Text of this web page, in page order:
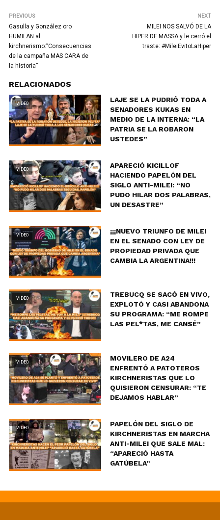
PREVIOUS
Gasulla y González oro
HUMILAN al
kirchnerismo:”Consecuencias
de la campaña MAS CARA de
la historia”
NEXT
MILEI NOS SALVÓ DE LA
HIPER DE MASSA y le cerró el
traste: #MileiEvitoLaHiper
RELACIONADOS
VIDEO
LAJE SE LA PUDRIÓ TODA A
SENADORES KUKAS EN
MEDIO DE LA INTERNA: “LA
PATRIA SE LA ROBARON
USTEDES”
VIDEO
APARECIÓ KICILLOF
HACIENDO PAPELÓN DEL
SIGLO ANTI-MILEI: “NO
PUDO HILAR DOS PALABRAS,
UN DESASTRE”
VIDEO
¡¡¡NUEVO TRIUNFO DE MILEI
EN EL SENADO CON LEY DE
PROPIEDAD PRIVADA QUE
CAMBIA LA ARGENTINA!!!
VIDEO
TREBUCQ SE SACÓ EN VIVO,
EXPLOTÓ Y CASI ABANDONA
SU PROGRAMA: “ME ROMPE
LAS PEL*TAS, ME CANSÉ”
VIDEO
MOVILERO DE A24
ENFRENTÓ A PATOTEROS
KIRCHNERISTAS QUE LO
QUISIERON CENSURAR: “TE
DEJAMOS HABLAR”
VIDEO
PAPELÓN DEL SIGLO DE
KIRCHNERISTAS EN MARCHA
ANTI-MILEI QUE SALE MAL:
“APARECIÓ HASTA
GATÚBELA”